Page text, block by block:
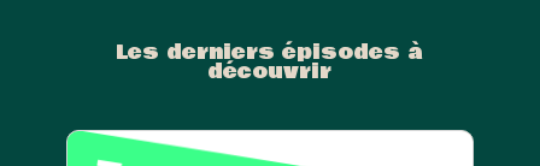
Les derniers épisodes à
découvrir